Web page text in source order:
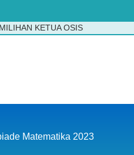
KETUA OSIS
Matematika 2023